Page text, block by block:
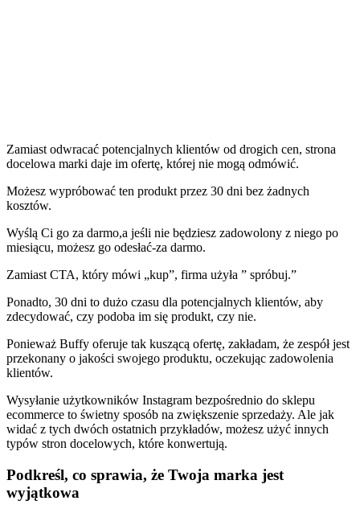
Zamiast odwracać potencjalnych klientów od drogich cen, strona
docelowa marki daje im ofertę, której nie mogą odmówić.
Możesz wypróbować ten produkt przez 30 dni bez żadnych
kosztów.
Wyślą Ci go za darmo,a jeśli nie będziesz zadowolony z niego po
miesiącu, możesz go odesłać-za darmo.
Zamiast CTA, który mówi „kup”, firma użyła ” spróbuj.”
Ponadto, 30 dni to dużo czasu dla potencjalnych klientów, aby
zdecydować, czy podoba im się produkt, czy nie.
Ponieważ Buffy oferuje tak kuszącą ofertę, zakładam, że zespół jest
przekonany o jakości swojego produktu, oczekując zadowolenia
klientów.
Wysyłanie użytkowników Instagram bezpośrednio do sklepu
ecommerce to świetny sposób na zwiększenie sprzedaży. Ale jak
widać z tych dwóch ostatnich przykładów, możesz użyć innych
typów stron docelowych, które konwertują.
Podkreśl, co sprawia, że Twoja marka jest
wyjątkowa